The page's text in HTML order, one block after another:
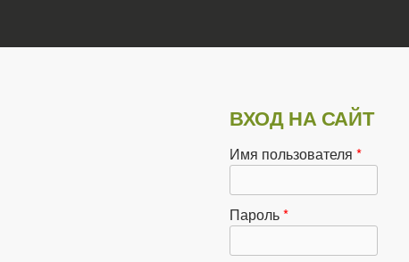
ВХОД НА САЙТ
Имя пользователя *
Пароль*